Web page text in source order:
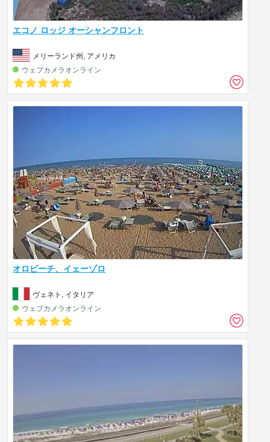
エコノ ロッジ オーシャンフロント
メリーランド州, アメリカ
ウェブカメラオンライン
オロビーチ、イェーゾロ
ヴェネト, イタリア
ウェブカメラオンライン